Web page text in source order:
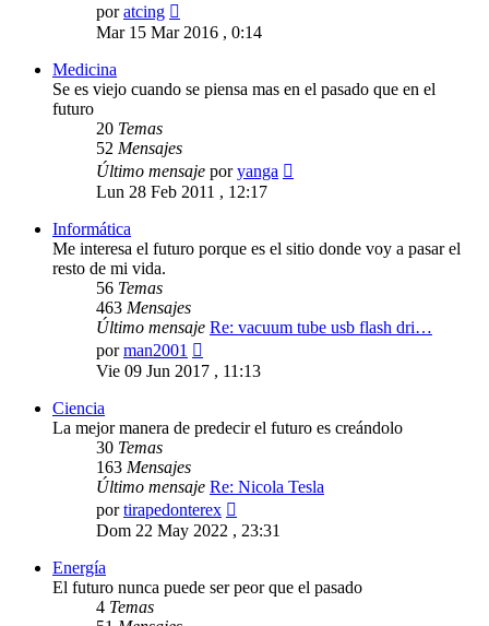
poratcing
último
Mar 15 Mar 2016 , 0:14
Medicina
Se es viejo cuando se piensa mas en el pasado que en el
futuro
20 Temas
52 Mensajes
Último mensaje poryanga
Lun 28 Feb 2011 , 12:17
Informática
Me interesa el futuro porque es el sitio donde voy a pasar el
resto de mi vida.
56 Temas
463 Mensajes
Último mensaje Re: vacuum tube usb flash dri…
porman2001
último
Vie 09 Jun 2017 , 11:13
Ciencia
La mejor manera de predecir el futuro es creándolo
30 Temas
163 Mensajes
Último mensaje Re: Nicola Tesla
portirapedonterex
último
Dom 22 May 2022 , 23:31
Energía
El futuro nunca puede ser peor que el pasado
4 Temas